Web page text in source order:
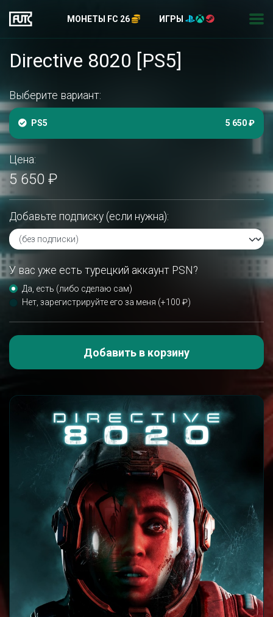
МОНЕТЫ FC 26 ИГРЫ
Directive 8020 [PS5]
Выберите вариант:
PS5 5 650 ₽
Цена:
5 650 ₽
Добавьте подписку (если нужна):
У вас уже есть турецкий аккаунт PSN?
Да, есть (либо сделаю сам)
Нет, зарегистрируйте его за меня (+100 ₽)
Добавить в корзину